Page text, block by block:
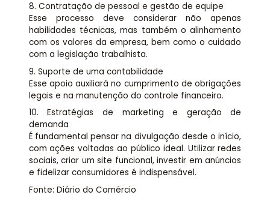
8. Contratação de pessoal e gestão de equipe
Esse processo deve considerar não apenas
habilidades técnicas, mas também o alinhamento
com os valores da empresa, bem como o cuidado
com a legislação trabalhista.
9. Suporte de uma contabilidade
Esse apoio auxiliará no cumprimento de obrigações
legais e na manutenção do controle financeiro.
10. Estratégias de marketing e geração de
demanda
É fundamental pensar na divulgação desde o início,
com ações voltadas ao público ideal. Utilizar redes
sociais, criar um site funcional, investir em anúncios
e fidelizar consumidores é indispensável.
Fonte: Diário do Comércio